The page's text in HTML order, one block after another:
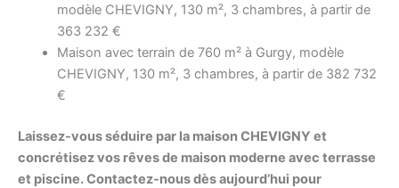
modèle CHEVIGNY, 130 m², 3 chambres, à partir de
363 232 €
Maison avec terrain de 760 m² à Gurgy, modèle
CHEVIGNY, 130 m², 3 chambres, à partir de 382 732
€
Laissez-vous séduire par la maison CHEVIGNY et
concrétisez vos rêves de maison moderne avec terrasse
et piscine. Contactez-nous dès aujourd’hui pour